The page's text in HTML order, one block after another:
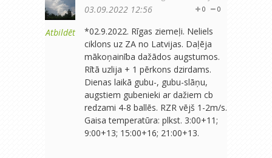
Atbildēt
0
0
03.09.2022 12:56
*02.9.2022. Rīgas ziemeļi. Neliels
ciklons uz ZA no Latvijas. Daļēja
mākoņainība dažādos augstumos.
Rītā uzlija + 1 pērkons dzirdams.
Dienas laikā gubu-, gubu-slāņu,
augstiem gubenieki ar dažiem cb
redzami 4-8 ballēs. RZR vējš 1-2m/s.
Gaisa temperatūra: plkst. 3:00+11;
9:00+13; 15:00+16; 21:00+13.